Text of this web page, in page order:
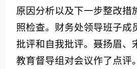
原因分析以及下一步整改措
照检查。财务处领导班子成
批评和自我批评。聂扬眉、
教育督导组对会议作了点评。